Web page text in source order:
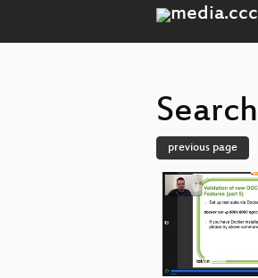
previous page